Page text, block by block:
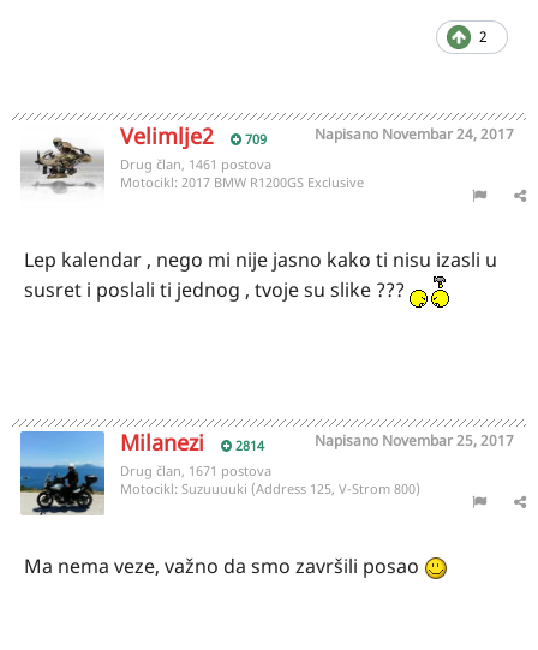
2
Velimlje2 709 Napisano Novembar 24, 2017
Drug član, 1461 postova
Motocikl: 2017 BMW R1200GS Exclusive
Lep kalendar , nego mi nije jasno kako ti nisu izasli u
susret i poslali ti jednog , tvoje su slike ???
Milanezi 2814 Napisano Novembar 25, 2017
Drug član, 1671 postova
Motocikl: Suzuuuuki (Address 125, V-Strom 800)
Ma nema veze, važno da smo završili posao